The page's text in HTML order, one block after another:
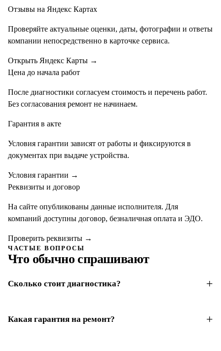
Отзывы на Яндекс Картах
Проверяйте актуальные оценки, даты, фотографии и ответы
компании непосредственно в карточке сервиса.
Открыть Яндекс Карты →
Цена до начала работ
После диагностики согласуем стоимость и перечень работ.
Без согласования ремонт не начинаем.
Гарантия в акте
Условия гарантии зависят от работы и фиксируются в
документах при выдаче устройства.
Условия гарантии →
Реквизиты и договор
На сайте опубликованы данные исполнителя. Для
компаний доступны договор, безналичная оплата и ЭДО.
Проверить реквизиты →
ЧАСТЫЕ ВОПРОСЫ
Что обычно спрашивают
Сколько стоит диагностика?
Какая гарантия на ремонт?